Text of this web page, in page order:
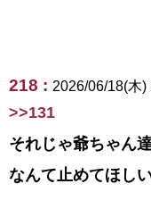
218 : 2026/06/18(木)
>>131
それじゃ爺ちゃん
なんて止めてほし